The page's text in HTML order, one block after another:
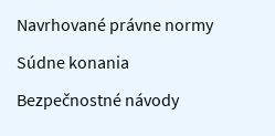
Navrhované právne normy
Súdne konania
Bezpečnostné návody